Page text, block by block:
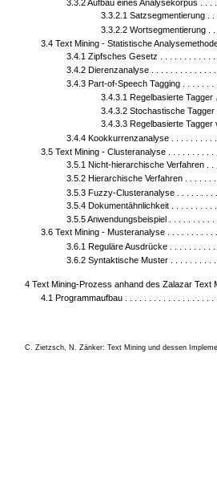
3.3.2 Aufbau eines Analysekorpus . . .
3.3.2.1 Satzsegmentierung .
3.3.2.2 Wortsegmentierung .
3.4 Text Mining - Statistische
3.4.1 Zipfsches Gesetz . . . . . . . . . . .
3.4.2 Dierenzanalyse . . . . . . . . . . . . .
3.4.3 Part-of-Speech Tagging . . . . . .
3.4.3.1 Regelbasierte Tagger
3.4.3.2 Stochastische
3.4.3.3 Regelbasierte
3.4.4 Kookkurrenzanalyse . . . . . . . . .
3.5 Text Mining - Clusteranalyse . . . . . . . . . .
3.5.1 Nicht-hierarchische Verfahren . .
3.5.2 Hierarchische Verfahren . . . . . .
3.5.3 Fuzzy-Clusteranalyse . . . . . . . .
3.5.4 Dokumentähnlichkeit . . . . . . . . .
3.5.5 Anwendungsbeispiel . . . . . . . . .
3.6 Text Mining - Musteranalyse . . . . . . . . . .
3.6.1 Reguläre Ausdrücke . . . . . . . . .
3.6.2 Syntaktische Muster . . . . . . . . .
4 Text Mining-Prozess anhand des Zalazar Text
4.1 Programmaufbau . . . . . . . . . . . . . . . . . . .
C. Zietzsch, N. Zänker: Text Mining und dessen